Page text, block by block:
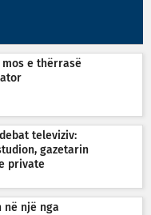
e thërrasë
televiziv:
gazetarin
private
në një nga